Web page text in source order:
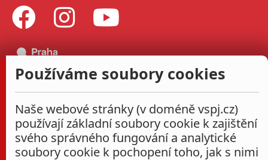
Používáme soubory cookies
Naše webové stránky (v doméně vspj.cz)
používají základní soubory cookie k zajištění
svého správného fungování a analytické
soubory cookie k pochopení toho, jak s nimi